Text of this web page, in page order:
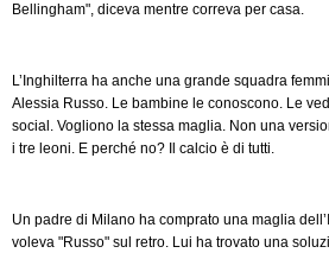
Bellingham", diceva mentre correva per casa.
L’Inghilterra ha anche una grande squadra
Alessia Russo. Le bambine le conoscono. Le
social. Vogliono la stessa maglia. Non una
i tre leoni. E perché no? Il calcio è di tutti.
Un padre di Milano ha comprato una maglia
voleva "Russo" sul retro. Lui ha trovato una